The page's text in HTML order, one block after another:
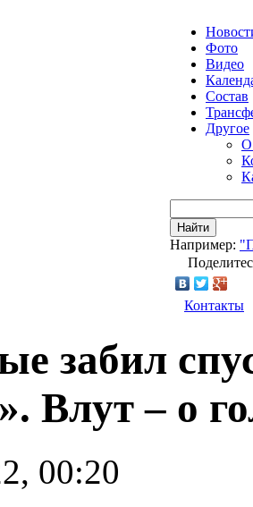
Фото
Видео
Состав
Другое
О
Найти
Например:
Контакты
забил
Влут – о
00:20